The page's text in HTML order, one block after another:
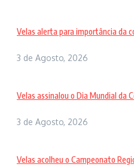
Velas alerta para importância da
3 de Agosto, 2026
Velas assinalou o Dia Mundial da
3 de Agosto, 2026
Velas acolheu o Campeonato